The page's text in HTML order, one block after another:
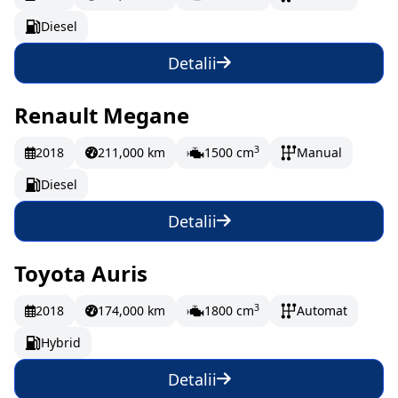
Diesel
Detalii
Vândut 188.32 EUR/lună
Renault Megane
2018 211,000 km 1500 cm3
Manual
Diesel
Detalii
Vândut 224.98 EUR/lună
Toyota Auris
2018 174,000 km 1800 cm3
Automat
Hybrid
Detalii